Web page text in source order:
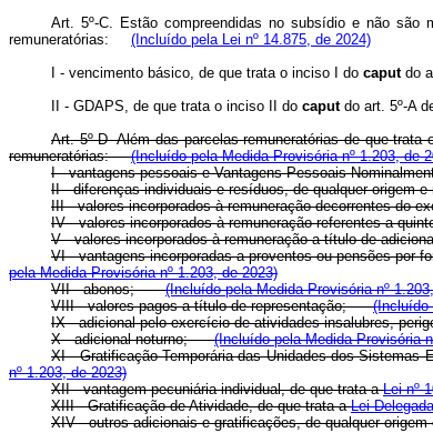
Art. 5º-C. Estão compreendidas no subsídio e não
remuneratórias: (Incluído pela Lei nº 14.875, de 2024)
I - vencimento básico, de que trata o inciso I do caputdo
II - GDAPS, de que trata o inciso II do caputdo art. 5º-A
Art. 5º-D Além das parcelas remuneratórias de que
remuneratórias:(Incluído pela Medida Provisória nº 1.203, de
I - vantagens pessoais e Vantagens Pessoais
II - diferenças individuais e resíduos, de qualquer
III - valores incorporados à remuneração decorrentes
IV - valores incorporados à remuneração referentes a
V - valores incorporados à remuneração a título de
VI - vantagens incorporadas a proventos ou pensões por
pela Medida Provisória nº 1.203, de 2023)
VII - abonos;(Incluído pela Medida Provisória nº
VIII - valores pagos a título de representação;(Incluído
IX - adicional pelo exercício de atividades insalubres,
X - adicional noturno;(Incluído pela Medida Provisória
XI - Gratificação Temporária das Unidades dos
nº 1.203, de 2023)
XII - vantagem pecuniária individual, de que trata aLei nº
XIII - Gratificação de Atividade, de que trata aLei
XIV - outros adicionais e gratificações, de qualquer